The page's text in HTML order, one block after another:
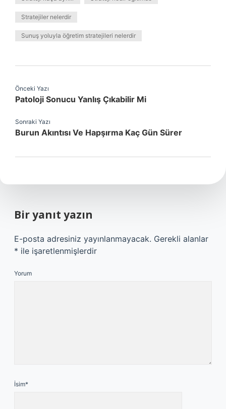
Stratejiler nelerdir
Sunuş yoluyla öğretim stratejileri nelerdir
Önceki Yazı
Patoloji Sonucu Yanlış Çıkabilir Mi
Sonraki Yazı
Burun Akıntısı Ve Hapşırma Kaç Gün Sürer
Bir yanıt yazın
E-posta adresiniz yayınlanmayacak. Gerekli alanlar
* ile işaretlenmişlerdir
Yorum
İsim*